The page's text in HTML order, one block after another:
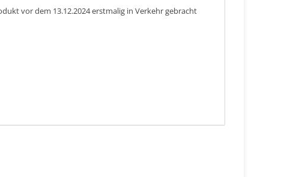
vor dem 13.12.2024 erstmalig in Verkehr gebracht